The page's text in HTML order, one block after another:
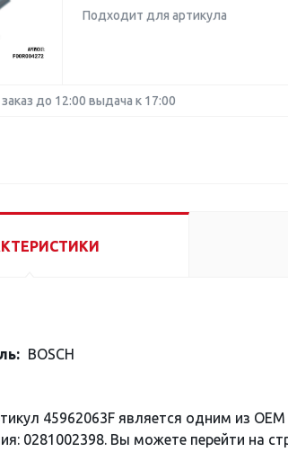
Подходит для артикула
до 12:00 выдача к 17:00
BOSCH
45962063F является одним из
0281002398. Вы можете перейти на